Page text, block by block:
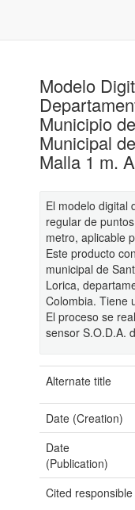
Modelo
Municipio
Municipal
Malla 1 m.
El modelo digital
regular de
metro, aplicable
Este producto
municipal de
Lorica,
Colombia. Tiene
El proceso se
sensor S.O.D.A.
Alternate title
Date (Creation)
Date
(Publication)
Cited